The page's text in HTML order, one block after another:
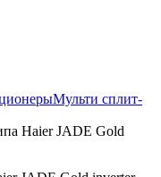
Мульти сплит-
Haier JADE Gold